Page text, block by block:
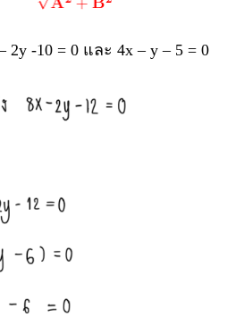
-10 = 0 และ 4x – y – 5 = 0